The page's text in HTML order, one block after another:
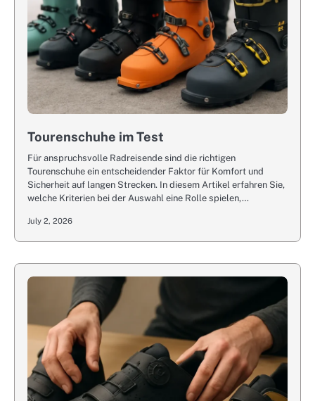
Tourenschuhe im Test
Für anspruchsvolle Radreisende sind die richtigen
Tourenschuhe ein entscheidender Faktor für Komfort und
Sicherheit auf langen Strecken. In diesem Artikel erfahren Sie,
welche Kriterien bei der Auswahl eine Rolle spielen,…
July 2, 2026